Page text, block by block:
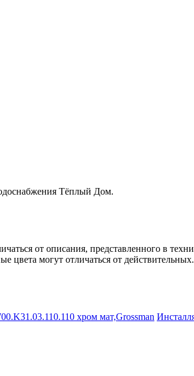
Тёплый Дом.
от описания, представленного в
могут отличаться от